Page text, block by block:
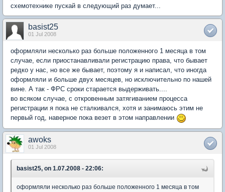
схемотехнике пускай в следующий раз думает...
basist25
01 Jul 2008
оформляли несколько раз больше положенного 1 месяца в том
случае, если приостанавливали регистрацию права, что бывает
редко у нас, но все же бывает, поэтому я и написал, что иногда
оформляли и больше двух месяцев, но исключительно по нашей
вине. А так - ФРС сроки старается выдерживать....
во всяком случае, с откровенным затягиванием процесса
регистрации я пока не сталкивался, хотя и занимаюсь этим не
первый год, наверное пока везет в этом направлении
awoks
01 Jul 2008
basist25, on 1.07.2008 - 22:06:
оформляли несколько раз больше положенного 1 месяца в том